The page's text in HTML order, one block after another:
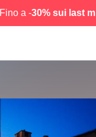
Fino a -30% sui last